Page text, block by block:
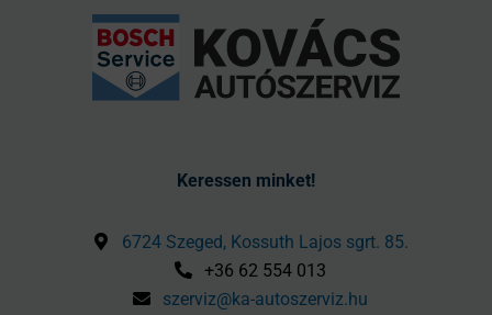
Keressen minket!
6724 Szeged, Kossuth Lajos sgrt. 85.
+36 62 554 013
szerviz@ka-autoszerviz.hu